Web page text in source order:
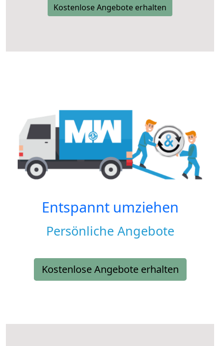
Kostenlose Angebote erhalten
Entspannt umziehen
Persönliche Angebote
Kostenlose Angebote erhalten